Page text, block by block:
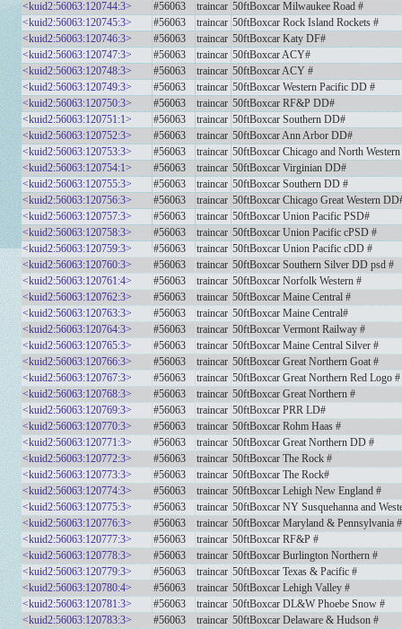
<kuid2:56063:120744:3>
#56063 traincar 50ftBoxcar Milwaukee Road #
<kuid2:56063:120745:3>
#56063 traincar 50ftBoxcar Rock Island Rockets #
<kuid2:56063:120746:3>
#56063 traincar 50ftBoxcar Katy DF#
<kuid2:56063:120747:3>
#56063 traincar 50ftBoxcar ACY#
<kuid2:56063:120748:3>
#56063 traincar 50ftBoxcar ACY #
<kuid2:56063:120749:3>
#56063 traincar 50ftBoxcar Western Pacific DD #
<kuid2:56063:120750:3>
#56063 traincar 50ftBoxcar RF&P DD#
<kuid2:56063:120751:1>
#56063 traincar 50ftBoxcar Southern DD#
<kuid2:56063:120752:3>
#56063 traincar 50ftBoxcar Ann Arbor DD#
<kuid2:56063:120753:3>
#56063 traincar 50ftBoxcar Chicago and North
<kuid2:56063:120754:1>
#56063 traincar 50ftBoxcar Virginian DD#
<kuid2:56063:120755:3>
#56063 traincar 50ftBoxcar Southern DD #
<kuid2:56063:120756:3>
#56063 traincar 50ftBoxcar Chicago Great Western
<kuid2:56063:120757:3>
#56063 traincar 50ftBoxcar Union Pacific PSD#
<kuid2:56063:120758:3>
#56063 traincar 50ftBoxcar Union Pacific cPSD #
<kuid2:56063:120759:3>
#56063 traincar 50ftBoxcar Union Pacific cDD #
<kuid2:56063:120760:3>
#56063 traincar 50ftBoxcar Southern Silver DD psd #
<kuid2:56063:120761:4>
#56063 traincar 50ftBoxcar Norfolk Western #
<kuid2:56063:120762:3>
#56063 traincar 50ftBoxcar Maine Central #
<kuid2:56063:120763:3>
#56063 traincar 50ftBoxcar Maine Central#
<kuid2:56063:120764:3>
#56063 traincar 50ftBoxcar Vermont Railway #
<kuid2:56063:120765:3>
#56063 traincar 50ftBoxcar Maine Central Silver #
<kuid2:56063:120766:3>
#56063 traincar 50ftBoxcar Great Northern Goat #
<kuid2:56063:120767:3>
#56063 traincar 50ftBoxcar Great Northern Red Logo #
<kuid2:56063:120768:3>
#56063 traincar 50ftBoxcar Great Northern #
<kuid2:56063:120769:3>
#56063 traincar 50ftBoxcar PRR LD#
<kuid2:56063:120770:3>
#56063 traincar 50ftBoxcar Rohm Haas #
<kuid2:56063:120771:3>
#56063 traincar 50ftBoxcar Great Northern DD #
<kuid2:56063:120772:3>
#56063 traincar 50ftBoxcar The Rock #
<kuid2:56063:120773:3>
#56063 traincar 50ftBoxcar The Rock#
<kuid2:56063:120774:3>
#56063 traincar 50ftBoxcar Lehigh New England #
<kuid2:56063:120775:3>
#56063 traincar 50ftBoxcar NY Susquehanna and
<kuid2:56063:120776:3>
#56063 traincar 50ftBoxcar Maryland & Pennsylvania #
<kuid2:56063:120777:3>
#56063 traincar 50ftBoxcar RF&P #
<kuid2:56063:120778:3>
#56063 traincar 50ftBoxcar Burlington Northern #
<kuid2:56063:120779:3>
#56063 traincar 50ftBoxcar Texas & Pacific #
<kuid2:56063:120780:4>
#56063 traincar 50ftBoxcar Lehigh Valley #
<kuid2:56063:120781:3>
#56063 traincar 50ftBoxcar DL&W Phoebe Snow #
<kuid2:56063:120783:3>
#56063 traincar 50ftBoxcar Delaware & Hudson #